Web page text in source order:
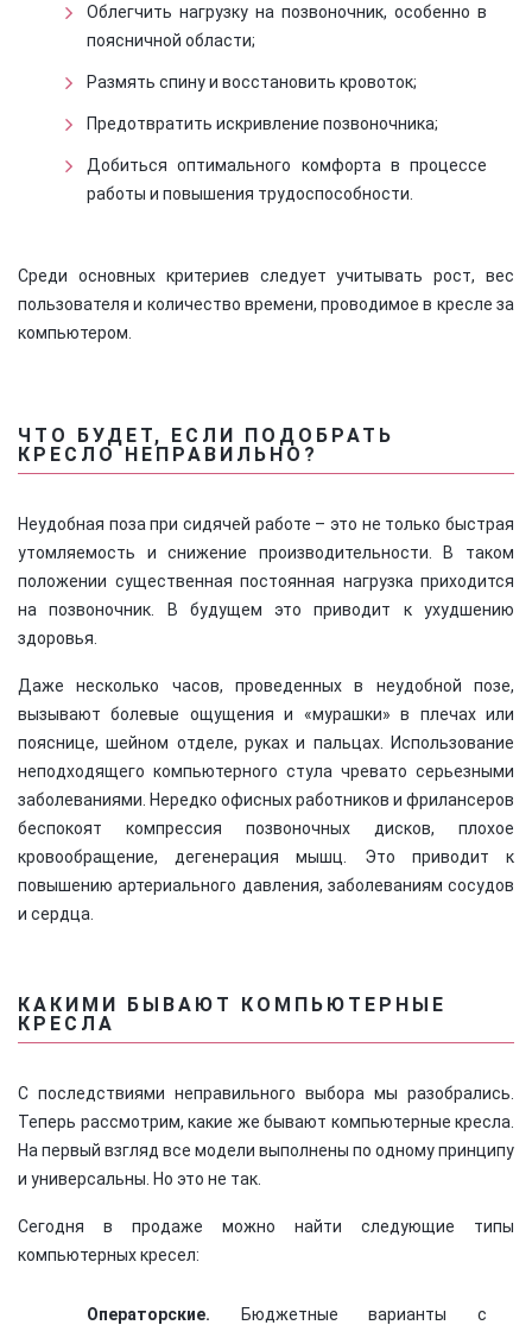
Облегчить нагрузку на позвоночник, особенно в
поясничной области;
Размять спину и восстановить кровоток;
Предотвратить искривление позвоночника;
Добиться оптимального комфорта в процессе
работы и повышения трудоспособности.
Среди основных критериев следует учитывать рост, вес
пользователя и количество времени, проводимое в кресле за
компьютером.
ЧТО БУДЕТ, ЕСЛИ ПОДОБРАТЬ
КРЕСЛО НЕПРАВИЛЬНО?
Неудобная поза при сидячей работе – это не только быстрая
утомляемость и снижение производительности. В таком
положении существенная постоянная нагрузка приходится
на позвоночник. В будущем это приводит к ухудшению
здоровья.
Даже несколько часов, проведенных в неудобной позе,
вызывают болевые ощущения и «мурашки» в плечах или
пояснице, шейном отделе, руках и пальцах. Использование
неподходящего компьютерного стула чревато серьезными
заболеваниями. Нередко офисных работников и фрилансеров
беспокоят компрессия позвоночных дисков, плохое
кровообращение, дегенерация мышц. Это приводит к
повышению артериального давления, заболеваниям сосудов
и сердца.
КАКИМИ БЫВАЮТ КОМПЬЮТЕРНЫЕ
КРЕСЛА
С последствиями неправильного выбора мы разобрались.
Теперь рассмотрим, какие же бывают компьютерные кресла.
На первый взгляд все модели выполнены по одному принципу
и универсальны. Но это не так.
Сегодня в продаже можно найти следующие типы
компьютерных кресел:
Операторские. Бюджетные варианты с